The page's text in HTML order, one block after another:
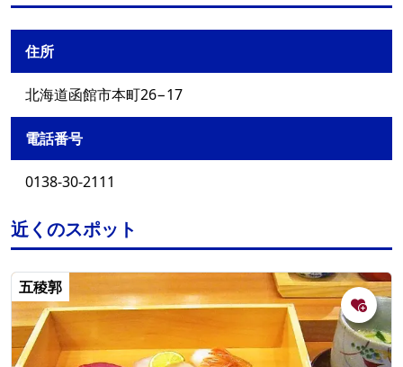
住所
北海道函館市本町26−17
電話番号
0138-30-2111
近くのスポット
五稜郭